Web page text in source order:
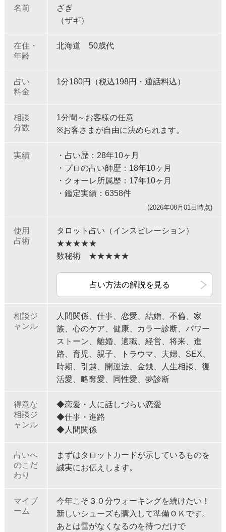
名前
ざぎ
（ザギ）
在住・
年齢
北海道 50歳代
占い
料金
1分180円（税込198円・通話料込）
相談
分数
1分間～お客様の任意
※お客さまが自由に決められます。
実績
・占い歴：28年10ヶ月
・プロの占い師歴：18年10ヶ月
・クォーレ所属歴：17年10ヶ月
・鑑定実績：6358件
(2026年08月01日時点)
使用
占術
タロット占い（インスピレーション）
★★★★★
数秘術 ★★★★★
占い方法の解説を見る
相談ジ
ャンル
人間関係、仕事、恋愛、結婚、不倫、家
族、心のケア、健康、カラー診断、パワー
ストーン、離婚、適職、経営、将来、進
路、育児、親子、トラウマ、夫婦、SEX、
時期、引越、開運法、金銭、人生相談、復
活愛、略奪愛、同性愛、夢診断
得意な
相談ジ
ャンル
◆恋愛・人に話しづらい恋愛
◆仕事・進路
◆人間関係
占いへ
のこだ
わり
まずはタロットカードが示しているものを
誠実にお伝えします。
マイブ
ーム
今年こそ３０分ウォーキングを続けたい！
新しいシューズも購入して準備ＯＫです。
あとは雪がなくなるのを待つだけで